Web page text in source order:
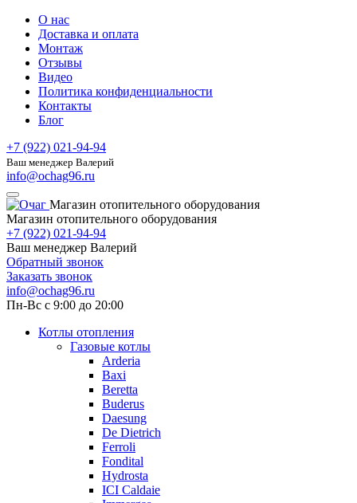
О нас
Доставка и оплата
Монтаж
Отзывы
Видео
Политика конфиденциальности
Контакты
Блог
+7 (922) 021-94-94
Ваш менеджер Валерий
info@ochag96.ru
Магазин отопительного оборудования
Магазин отопительного оборудования
+7 (922) 021-94-94
Ваш менеджер Валерий
Обратный звонок
Заказать звонок
info@ochag96.ru
Пн-Вс с 9:00 до 20:00
Котлы отопления
Газовые котлы
Arderia
Baxi
Beretta
Buderus
Daesung
De Dietrich
Ferroli
Fondital
Hydrosta
ICI Caldaie